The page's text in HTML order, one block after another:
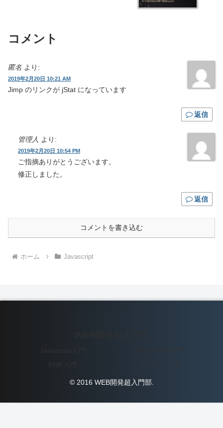
コメント
匿名 より:
2019年2月20日 10:21 AM
Jimp のリンクが jStat になっています
返信
管理人 より:
2019年2月20日 10:54 PM
ご指摘ありがとうございます。
修正しました。
返信
コメントを書き込む
ホーム Javascript
© 2016 WEB開発超入門部.